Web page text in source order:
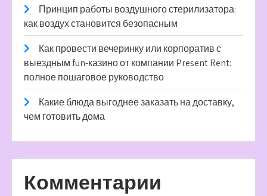
Принцип работы воздушного стерилизатора:
как воздух становится безопасным
Как провести вечеринку или корпоратив с
выездным fun-казино от компании Present Rent:
полное пошаговое руководство
Какие блюда выгоднее заказать на доставку,
чем готовить дома
Комментарии